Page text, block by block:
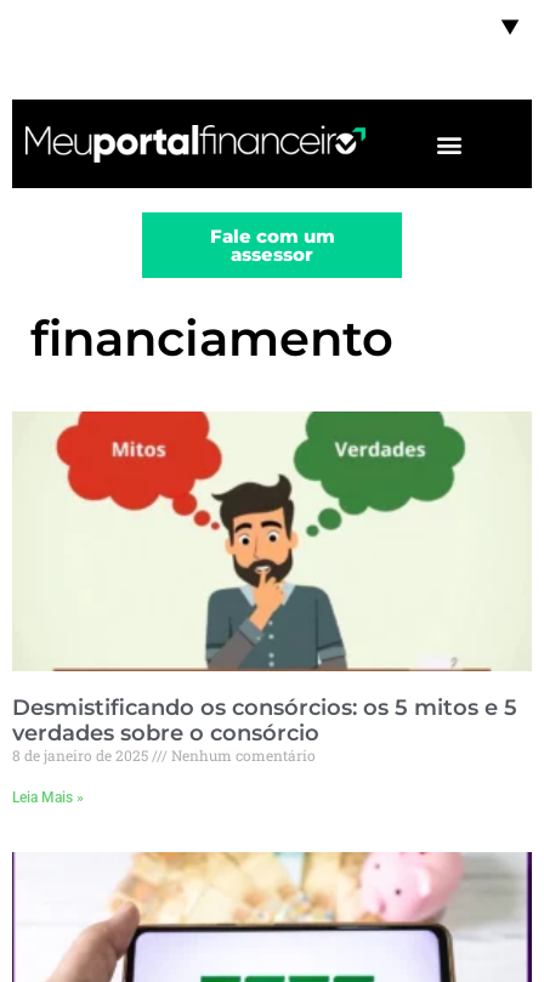
▼
Fale com um
assessor
financiamento
Desmistificando os consórcios: os 5 mitos e 5
verdades sobre o consórcio
8 de janeiro de 2025 Nenhum comentário
Leia Mais »